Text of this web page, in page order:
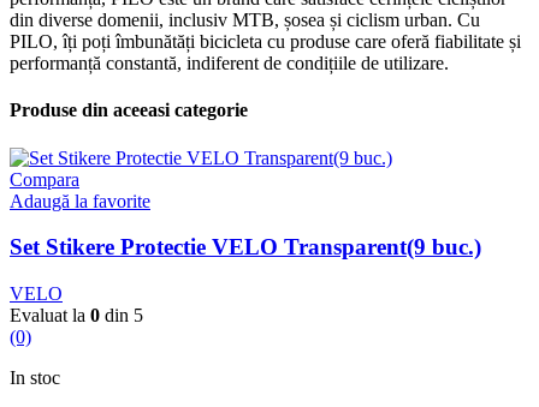
din diverse domenii, inclusiv MTB, șosea și ciclism urban. Cu
PILO, îți poți îmbunătăți bicicleta cu produse care oferă fiabilitate și
performanță constantă, indiferent de condițiile de utilizare.
Produse din aceeasi categorie
Compara
Adaugă la favorite
Set Stikere Protectie VELO Transparent(9 buc.)
VELO
Evaluat la 0 din 5
(0)
In stoc